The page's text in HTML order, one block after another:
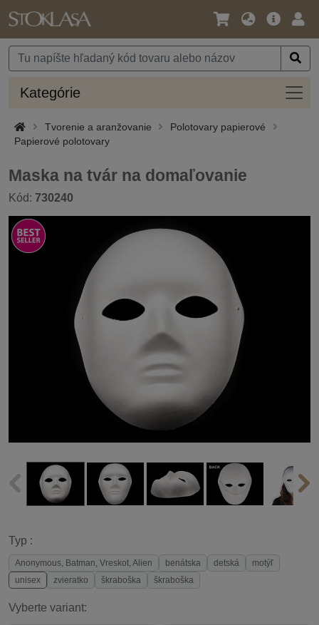
Jazyk
Mena
Hlavná
Kategórie
Tvorenie a aranžovanie
Polotovary papierové
Papierové polotovary
Maska na tvár na domaľovanie
Kód: 730240
Typ :
Anonymous, Batman, Vreskot, Alien benátska detská
motýľ
unisex
zvieratko škraboška škraboška
Vyberte variant: